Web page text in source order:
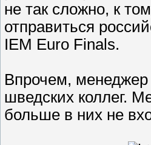
не так сложно, к
отправиться
IEM Euro Finals.
Впрочем, менеджер
шведских коллег.
больше в них не